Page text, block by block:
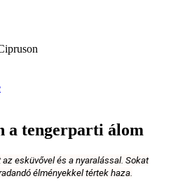
a tengerparti álom
esküvővel és a nyaralással. Sokat
élményekkel tértek haza.